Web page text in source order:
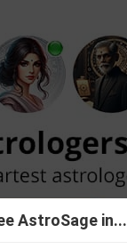
AstroSage in...